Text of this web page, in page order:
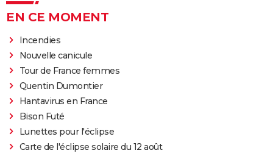
EN CE MOMENT
Incendies
Nouvelle canicule
Tour de France femmes
Quentin Dumontier
Hantavirus en France
Bison Futé
Lunettes pour l'éclipse
Carte de l'éclipse solaire du 12 août